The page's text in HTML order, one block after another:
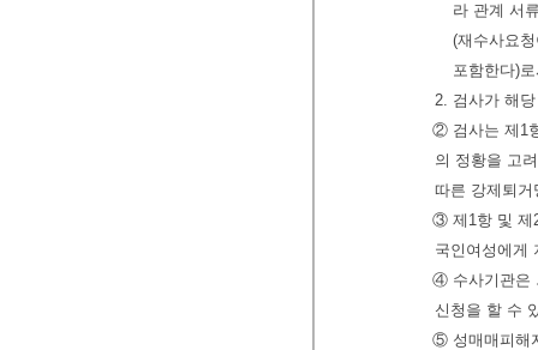
라 관계 서
(재수사요
포함한다)
2. 검사가 해
② 검사는 제1
의 정황을 고
따른 강제퇴
③ 제1항 및 제
국인여성에게
④ 수사기관은
신청을 할 수
⑤ 성매매피해